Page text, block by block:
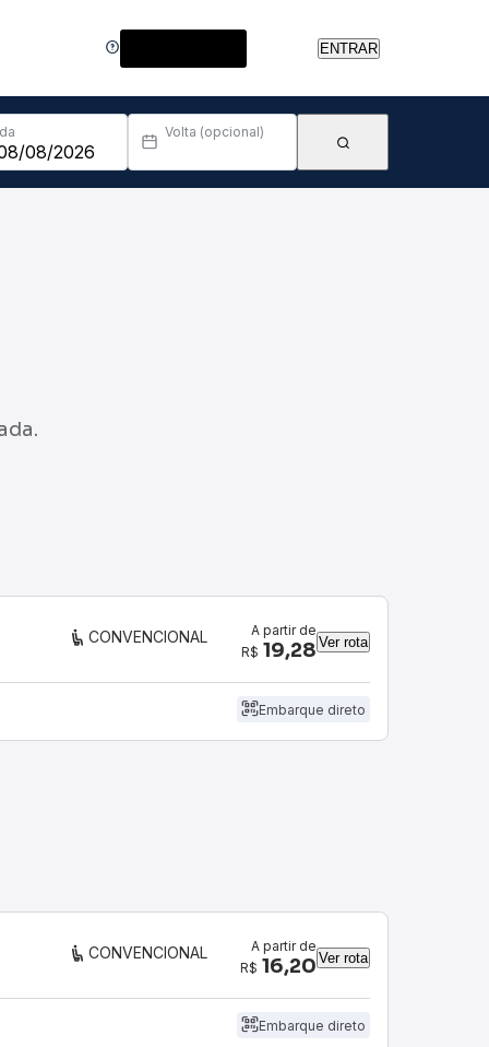
ENTRAR
Volta (opcional)
CONVENCIONAL
A partir de
R$ 19,28 Ver rota
Embarque direto
CONVENCIONAL
A partir de
R$ 16,20 Ver rota
Embarque direto